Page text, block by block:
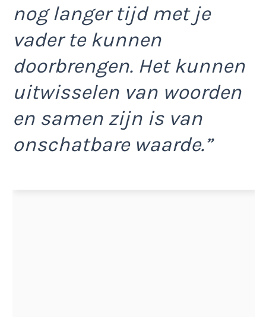
nog langer tijd met je
vader te kunnen
doorbrengen. Het kunnen
uitwisselen van woorden
en samen zijn is van
onschatbare waarde.”